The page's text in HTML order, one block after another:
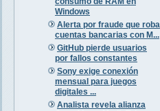
Windows
Alerta por fraude que roba
cuentas bancarias con M...
GitHub pierde usuarios
por fallos constantes
Sony exige conexión
mensual para juegos
digitales ...
Analista revela alianza